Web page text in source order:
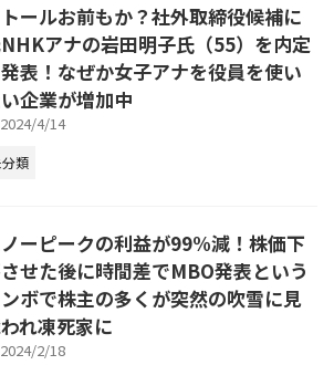
トールお前もか？社外取締役候補に
アナの岩田明子氏（55）を内定
表！なぜか女子アナを役員を使い
企業が増加中
2024/4/14
類
ーピークの利益が99%減！株価下
せた後に時間差でMBO発表という
ボで株主の多くが突然の吹雪に見
れ凍死家に
2024/2/18